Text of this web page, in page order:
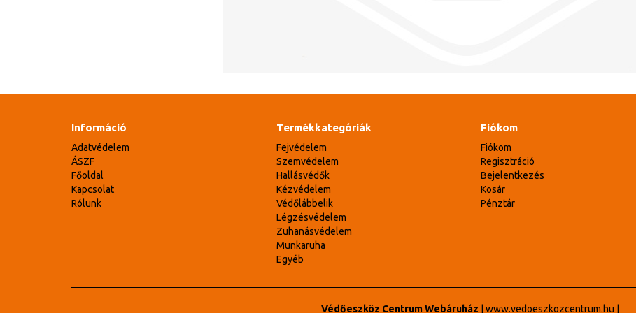
Információ
Adatvédelem
ÁSZF
Főoldal
Kapcsolat
Rólunk
Termékkategóriák
Fejvédelem
Szemvédelem
Hallásvédők
Kézvédelem
Védőlábbelik
Légzésvédelem
Zuhanásvédelem
Munkaruha
Egyéb
Fiókom
Fiókom
Regisztráció
Bejelentkezés
Kosár
Pénztár
Védőeszköz Centrum Webáruház www.vedoeszkozcentrum.hu